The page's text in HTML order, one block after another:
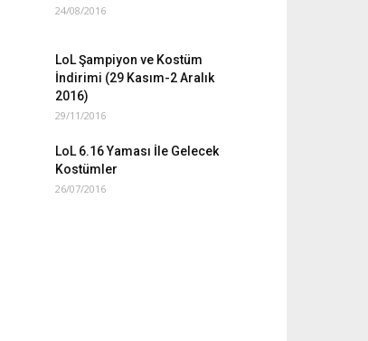
24/08/2016
LoL Şampiyon ve Kostüm
İndirimi (29 Kasım-2 Aralık
2016)
29/11/2016
LoL 6.16 Yaması İle Gelecek
Kostümler
26/07/2016